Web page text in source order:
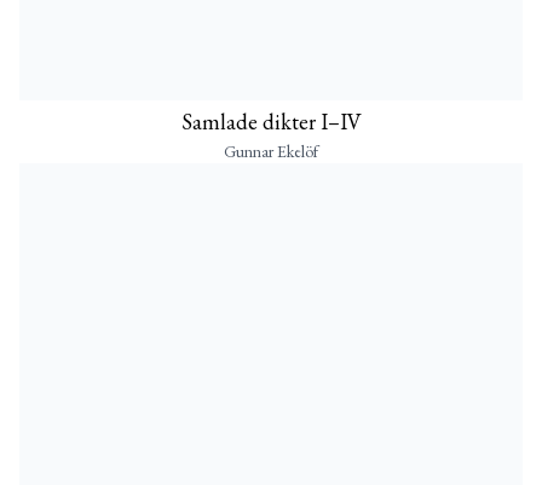
Samlade dikter I–IV
Gunnar Ekelöf